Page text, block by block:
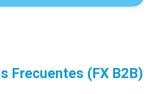
Frecuentes (FX B2B)